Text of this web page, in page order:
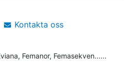
Kontakta oss
Femanor, Femasekven......